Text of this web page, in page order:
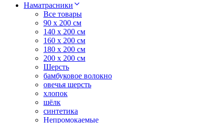
Наматрасники
Все товары
90 x 200 см
140 x 200 см
160 x 200 см
180 x 200 см
200 x 200 см
Шерсть
бамбуковое волокно
овечья шерсть
хлопок
шёлк
синтетика
Непромокаемые